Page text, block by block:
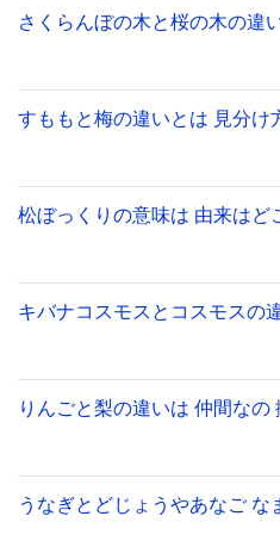
さくらんぼの木と桜の木の違
すももと梅の違いとは 見分け
松ぼっくりの意味は 由来はど
キバナコスモスとコスモスの
りんごと梨の違いは 仲間なの
うなぎとどじょうやあなご な